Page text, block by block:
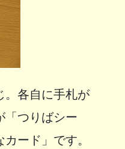
。各自に手札が
「つりばシー
ード」です。